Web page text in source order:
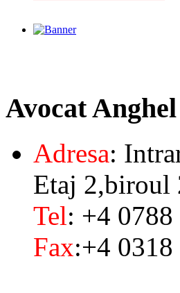
AvocatAnghel
Adresa:
Etaj 2,biroul
Tel: +4
Fax:+4